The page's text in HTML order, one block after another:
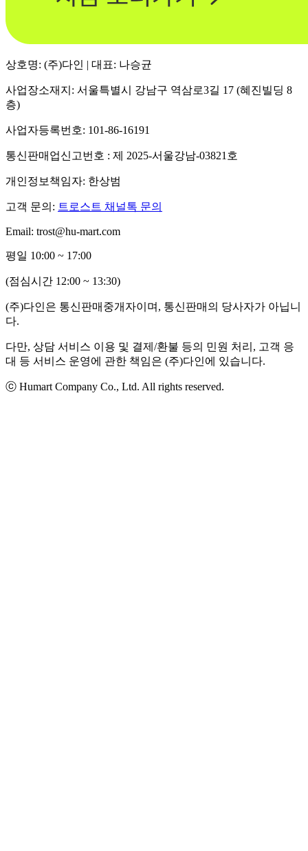
상호명: (주)다인 | 대표: 나승균
사업장소재지: 서울특별시 강남구 역삼로3길 17 (혜진빌딩 8
층)
사업자등록번호: 101-86-16191
통신판매업신고번호 : 제 2025-서울강남-03821호
개인정보책임자: 한상범
고객 문의: 트로스트 채널톡 문의
Email: trost@hu-mart.com
평일 10:00 ~ 17:00
(점심시간 12:00 ~ 13:30)
(주)다인은 통신판매중개자이며, 통신판매의 당사자가 아닙니
다.
다만, 상담 서비스 이용 및 결제/환불 등의 민원 처리, 고객 응
대 등 서비스 운영에 관한 책임은 (주)다인에 있습니다.
ⓒ Humart Company Co., Ltd. All rights reserved.